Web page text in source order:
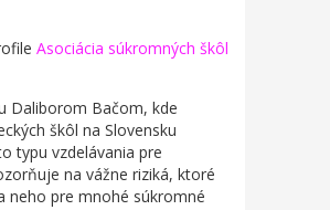
Asociácia súkromných škôl
Daliborom Bačom, kde
škôl na Slovensku
typu vzdelávania pre
na vážne riziká, ktoré
neho pre mnohé súkromné